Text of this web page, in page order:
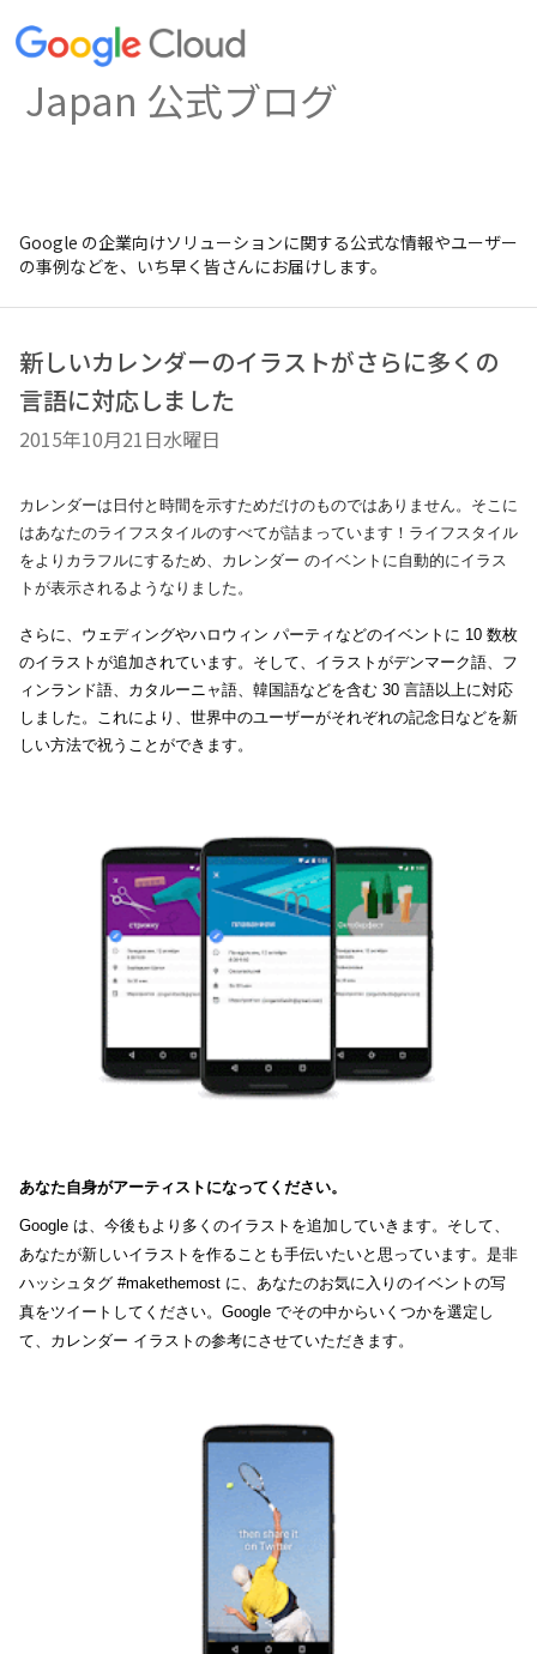
Japan 公式ブログ
Google の企業向けソリューションに関する公式な情報やユーザー
の事例などを、いち早く皆さんにお届けします。
新しいカレンダーのイラストがさらに多くの
言語に対応しました
2015年10月21日水曜日
カレンダーは日付と時間を示すためだけのものではありません。そこに
はあなたのライフスタイルのすべてが詰まっています！ライフスタイル
をよりカラフルにするため、カレンダー のイベントに自動的にイラス
トが表示されるようなりました。
さらに、ウェディングやハロウィン パーティなどのイベントに 10 数枚
のイラストが追加されています。そして、イラストがデンマーク語、フ
ィンランド語、カタルーニャ語、韓国語などを含む 30 言語以上に対応
しました。これにより、世界中のユーザーがそれぞれの記念日などを新
しい方法で祝うことができます。
あなた自身がアーティストになってください。
Google は、今後もより多くのイラストを追加していきます。そして、
あなたが新しいイラストを作ることも手伝いたいと思っています。是非
ハッシュタグ #makethemost に、あなたのお気に入りのイベントの写
真をツイートしてください。Google でその中からいくつかを選定し
て、カレンダー イラストの参考にさせていただきます。